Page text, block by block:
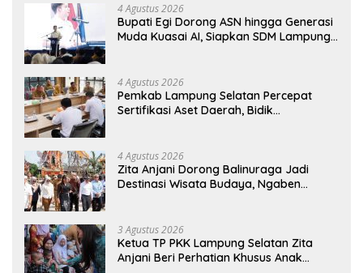
4 Agustus 2026
Bupati Egi Dorong ASN hingga Generasi
Muda Kuasai AI, Siapkan SDM Lampung
4 Agustus 2026
Pemkab Lampung Selatan Percepat
Sertifikasi Aset Daerah, Bidik
4 Agustus 2026
Zita Anjani Dorong Balinuraga Jadi
Destinasi Wisata Budaya, Ngaben
3 Agustus 2026
Ketua TP PKK Lampung Selatan Zita
Anjani Beri Perhatian Khusus Anak